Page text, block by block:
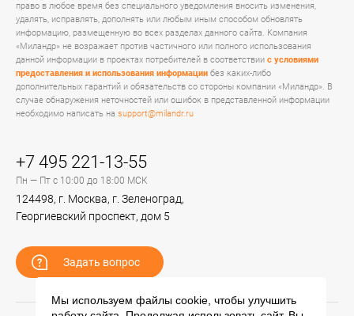
право в любое время без специального уведомления вносить изменения,
удалять, исправлять, дополнять или любым иным способом обновлять
информацию, размещенную во всех разделах данного сайта. Компания
«Миландр» не возражает против частичного или полного использования
данной информации в проектах потребителей в соответствии с условиями
предоставления и использования информации без каких-либо
дополнительных гарантий и обязательств со стороны компании «Миландр». В
случае обнаружения неточностей или ошибок в представленной информации
необходимо написать на support@milandr.ru
+7 495 221-13-55
Пн — Пт с 10:00 до 18:00 МСК
124498, г. Москва, г. Зеленоград,
Георгиевский проспект, дом 5
Задать вопрос
Мы используем файлы cookie, чтобы улучшить